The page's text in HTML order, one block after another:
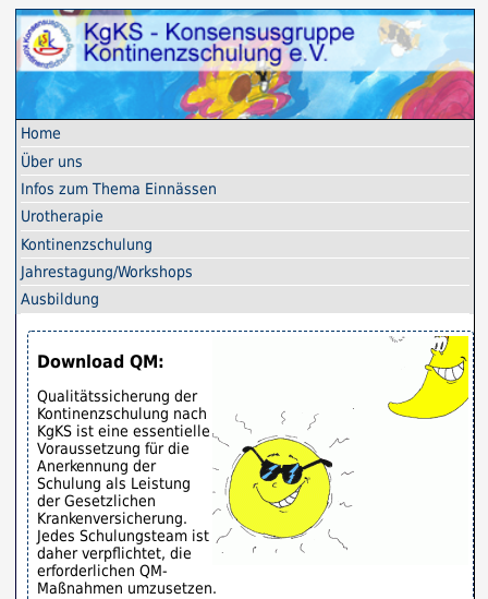
Home
Über uns
Infos zum Thema Einnässen
Uro­therapie
Kontinenz­schulung
Jahres­tagung/Workshops
Ausbildung
Download QM:
Qualitätssicherung der
Kontinenzschulung nach
KgKS ist eine essentielle
Voraussetzung für die
Anerkennung der
Schulung als Leistung
der Gesetzlichen
Krankenversicherung.
Jedes Schulungsteam ist
daher verpflichtet, die
erforderlichen QM-
Maßnahmen umzusetzen.